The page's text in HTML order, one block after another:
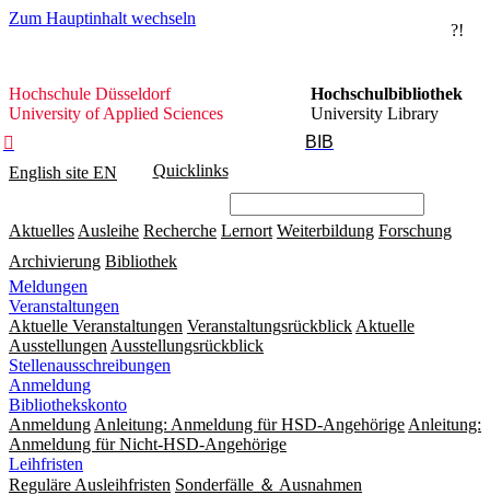
Zum Hauptinhalt wechseln
?!
Hochschule
Düsseldorf
Hochschule Düsseldorf
University of Applied Sciences
Hochschulbibliothek
University Library

BIB
English site EN Quicklinks
Aktuelles Ausleihe Recherche Lernort Weiterbildung Forschung
Archivierung Bibliothek
Meldungen
Veranstaltungen
Aktuelle Veranstaltungen Veranstaltungsrückblick Aktuelle
Ausstellungen Ausstellungsrückblick
Stellenausschreibungen
Anmeldung
Bibliothekskonto
Anmeldung Anleitung: Anmeldung für HSD-Angehörige Anleitung:
Anmeldung für Nicht-HSD-Angehörige
Leihfristen
Reguläre Ausleihfristen Sonderfälle ＆ Ausnahmen